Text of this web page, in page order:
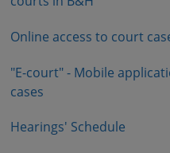
Online access to court
"E-court" - Mobile
cases
Hearings' Schedule